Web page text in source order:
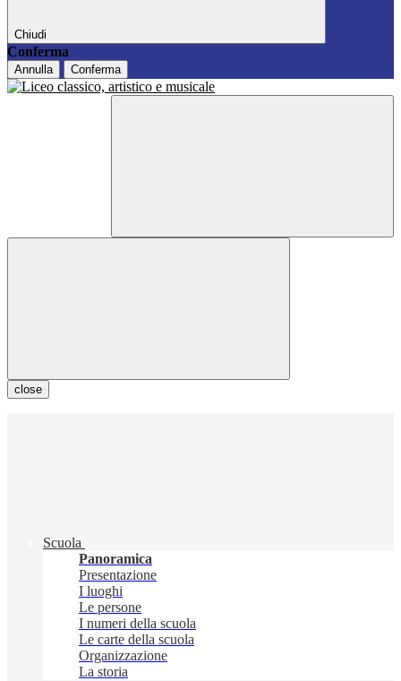
Chiudi
Conferma
Annulla Conferma
close
Scuola
Panoramica
Presentazione
I luoghi
Le persone
I numeri della scuola
Le carte della scuola
Organizzazione
La storia